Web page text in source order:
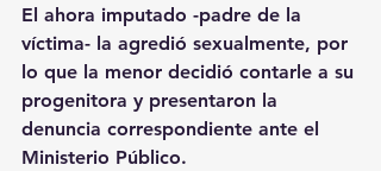
El ahora imputado -padre de la
víctima- la agredió sexualmente, por
lo que la menor decidió contarle a su
progenitora y presentaron la
denuncia correspondiente ante el
Ministerio Público.